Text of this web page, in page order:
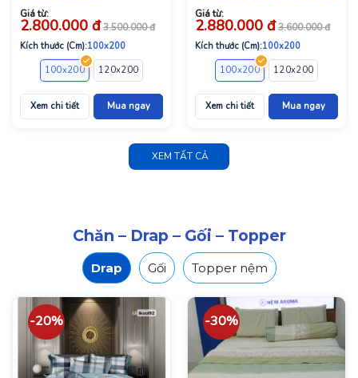
Giá từ:
2.800.000 đ 3.500.000đ
Kích thước (Cm):100x200
100x200
120x200 160x200 180x200
Xem chi tiết Mua ngay
Giá từ:
2.880.000 đ 3.600.000đ
Kích thước (Cm):100x200
100x200
120x200
Xem chi tiết Mua ngay
XEM TẤT CẢ
Chăn – Drap – Gối – Topper
Drap Gối Topper nệm
-20% -30%